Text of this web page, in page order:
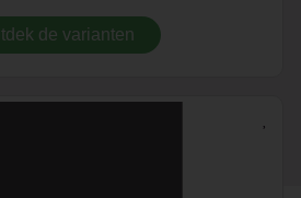
de varianten